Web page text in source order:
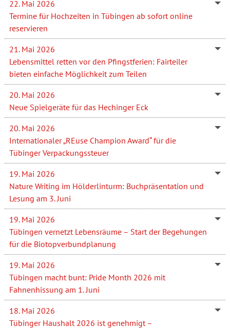
22. Mai 2026
Termine für Hochzeiten in Tübingen ab sofort online
reservieren
21. Mai 2026
Lebensmittel retten vor den Pfingstferien: Fairteiler
bieten einfache Möglichkeit zum Teilen
20. Mai 2026
Neue Spielgeräte für das Hechinger Eck
20. Mai 2026
Internationaler „REuse Champion Award“ für die
Tübinger Verpackungssteuer
19. Mai 2026
Nature Writing im Hölderlinturm: Buchpräsentation und
Lesung am 3. Juni
19. Mai 2026
Tübingen vernetzt Lebensräume – Start der Begehungen
für die Biotopverbundplanung
19. Mai 2026
Tübingen macht bunt: Pride Month 2026 mit
Fahnenhissung am 1. Juni
18. Mai 2026
Tübinger Haushalt 2026 ist genehmigt –